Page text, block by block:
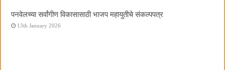
पनवेलच्या सर्वांगीण विकासासाठी भाजप महायुतीचे संकल्पपत्र
13th January 2026